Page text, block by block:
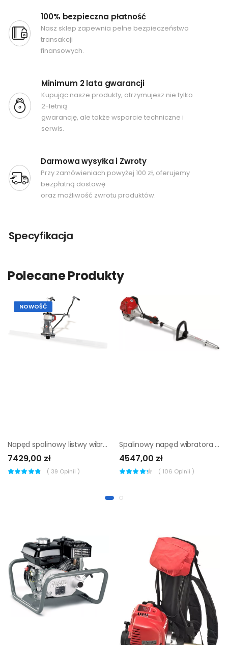
100% bezpieczna płatność
Nasz sklep zapewnia pełne bezpieczeństwo
transakcji
finansowych.
Minimum 2 lata gwarancji
Kupując nasze produkty, otrzymujesz nie tylko
2-letnią
gwarancję, ale także wsparcie techniczne i
serwis.
Darmowa wysyłka i Zwroty
Przy zamówieniach powyżej 100 zł, oferujemy
bezpłatną dostawę
oraz możliwość zwrotu produktów.
Specyfikacja
Polecane Produkty
NOWOŚĆ
Napęd spalinowy listwy wibracyjnej Wacker Neuson P 35A
7429,00 zł
( 39 Opinii )
Spalinowy napęd wibratora do betonu Enar VIB-BAR
4547,00 zł
( 106 Opinii )